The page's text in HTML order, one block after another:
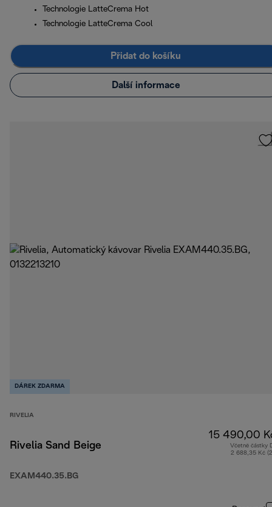
Technologie LatteCrema Hot
Technologie LatteCrema Cool
Přidat do košíku
Další informace
DÁREK ZDARMA
RIVELIA
Rivelia Sand Beige
EXAM440.35.BG
15 490,00
Včetně částky
2 688,35 Kč